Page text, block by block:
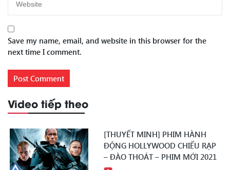
Save my name, email, and website in this browser for the
next time I comment.
Video tiếp theo
[THUYẾT MINH] PHIM HÀNH
ĐỘNG HOLLYWOOD CHIẾU RẠP
– ĐÀO THOÁT – PHIM MỚI 2021